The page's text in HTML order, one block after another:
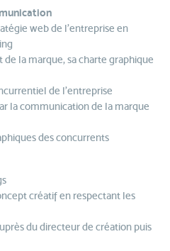
web de l’entreprise en
la marque, sa charte graphique
de l’entreprise
la communication de la marque
des concurrents
créatif en respectant les
du directeur de création puis